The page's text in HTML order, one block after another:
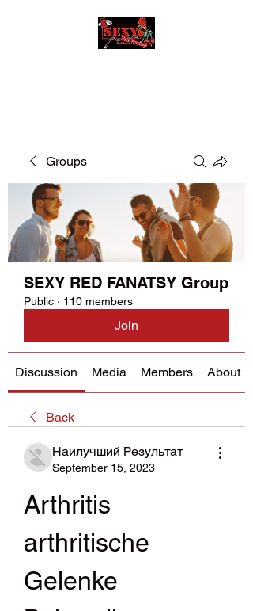
Groups
SEXY RED FANATSY Group
Public · 110 members
Join
Discussion Media Members About
Back
Наилучший Результат
September 15, 2023
Arthritis
arthritische
Gelenke